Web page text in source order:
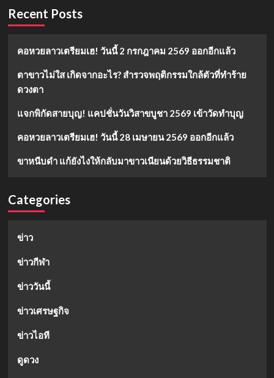
Recent Posts
คอหวยลาวเตรียมเฮ! วันนี้ 2 กรกฎาคม 2569 ออกอีกแล้ว
ตาขาวไม่ใส เกิดจากอะไร? สำรวจพฤติกรรมใกล้ตัวที่ทำร้าย
ดวงตา
แจกพิกัดสายบุญ! แคปชั่นวันวิสาขบูชา 2569 เข้าวัดทำบุญ
คอหวยลาวเตรียมเฮ! วันนี้ 28 เมษายน 2569 ออกอีกแล้ว
ขาหนีบดำ แก้ยังไงให้กลับมาขาวเนียนด้วยวิธีธรรมชาติ
Categories
ข่าว
ข่าวกีฬา
ข่าววันนี้
ข่าวเศรษฐกิจ
ข่าวไอที
ดูดวง